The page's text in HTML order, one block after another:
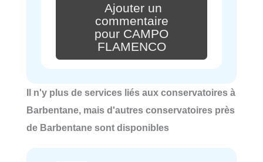
Ajouter un
commentaire
pour CAMPO
FLAMENCO
Il n'y plus de services liés aux conservatoires à
Barbentane, mais d'autres conservatoires près
de Barbentane sont disponibles